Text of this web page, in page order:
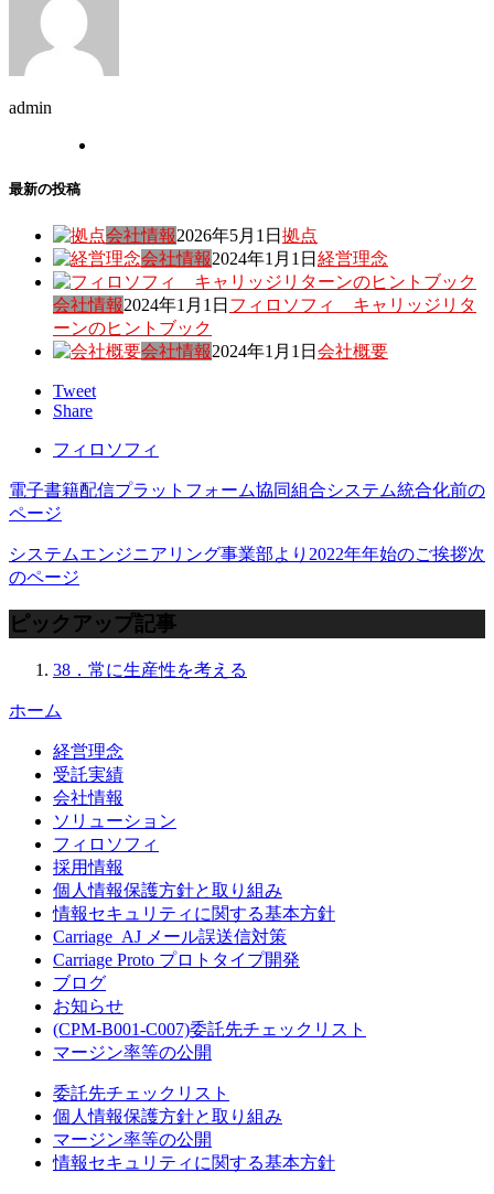
admin
最新の投稿
会社情報2026年5月1日 拠点
会社情報2024年1月1日 経営理念
会社情報2024年1月1日 フィロソフィ キャリッジリタ
ーンのヒントブック
会社情報2024年1月1日 会社概要
Tweet
Share
フィロソフィ
電子書籍配信プラットフォーム協同組合システム統合化前の
ページ
システムエンジニアリング事業部より2022年年始のご挨拶次
のページ
ピックアップ記事
38．常に生産性を考える
ホーム
経営理念
受託実績
会社情報
ソリューション
フィロソフィ
採用情報
個人情報保護方針と取り組み
情報セキュリティに関する基本方針
Carriage_AJ メール誤送信対策
Carriage Proto プロトタイプ開発
ブログ
お知らせ
(CPM-B001-C007)委託先チェックリスト
マージン率等の公開
委託先チェックリスト
個人情報保護方針と取り組み
マージン率等の公開
情報セキュリティに関する基本方針